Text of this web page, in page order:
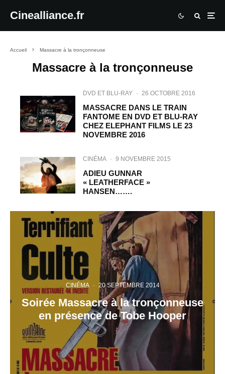
Cinealliance.fr
Accueil Massacre à la tronçonneuse
Massacre à la tronçonneuse
DVD ET BLU-RAY · 26 OCTOBRE 2016
MASSACRE DANS LE TRAIN
FANTOME EN DVD ET BLU-RAY
CHEZ ELEPHANT FILMS LE 23
NOVEMBRE 2016
CINÉMA · 9 NOVEMBRE 2015
ADIEU GUNNAR
« LEATHERFACE »
HANSEN…….
CINÉMA · 20 SEPTEMBRE 2014
Soirée Massacre à la tronçonneuse
en présence de Tobe Hooper